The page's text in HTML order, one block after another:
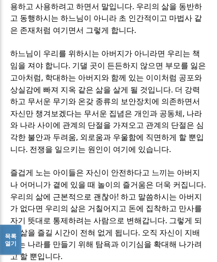
용하고 사용하려고 하면서 말입니다. 우리의 삶을 동반하
고 동행하시는 하느님이 아니라 초 인간적이고 마법사 같
은 존재처럼 여기면서 그렇게 합니다.
하느님이 우리를 위하시는 아버지가 아니라면 우리는 책
임을 져야 합니다. 기댈 곳이 든든하지 않으면 부모를 잃은
고아처럼, 학대하는 아버지와 함께 있는 이이처럼 공포와
상실감에 빠져 지옥 같은 삶을 살게 될 것입니다. 더 강력
하고 무서운 무기와 온갖 종류의 보안장치에 의존하면서
자신만 챙겨보겠다는 무서운 집념은 개인과 공동체 , 나라
와 나라 사이에 관계의 단절을 가져오고 관계의 단절은 심
각한 불안과 두려움, 외로움과 우울함에 직면하게 할 뿐입
니다. 전쟁을 일으키는 원인이 여기에 있습니다.
즐겁게 노는 아이들은 자신이 안전하다고 느끼는 아버지
나 어머니가 곁에 있을 때 놀이의 즐거움은 더욱 커집니다.
우리의 삶에 근본적으로 괜찮아!하고 말씀하시는 아버지
가 없다면 우리의 삶은 거칠어지고 돈에 집착하고 만사를
자기 뜻대로 통제하려는 사람으로 변해갑니다. 그렇게 되
면 삶을 즐길 시간이 전혀 없게 됩니다. 오직 자신이 지배
하는 나라를 만들기 위해 탐욕과 이기심을 확대해 나가려
고 할 뿐입니다.
목록
열기